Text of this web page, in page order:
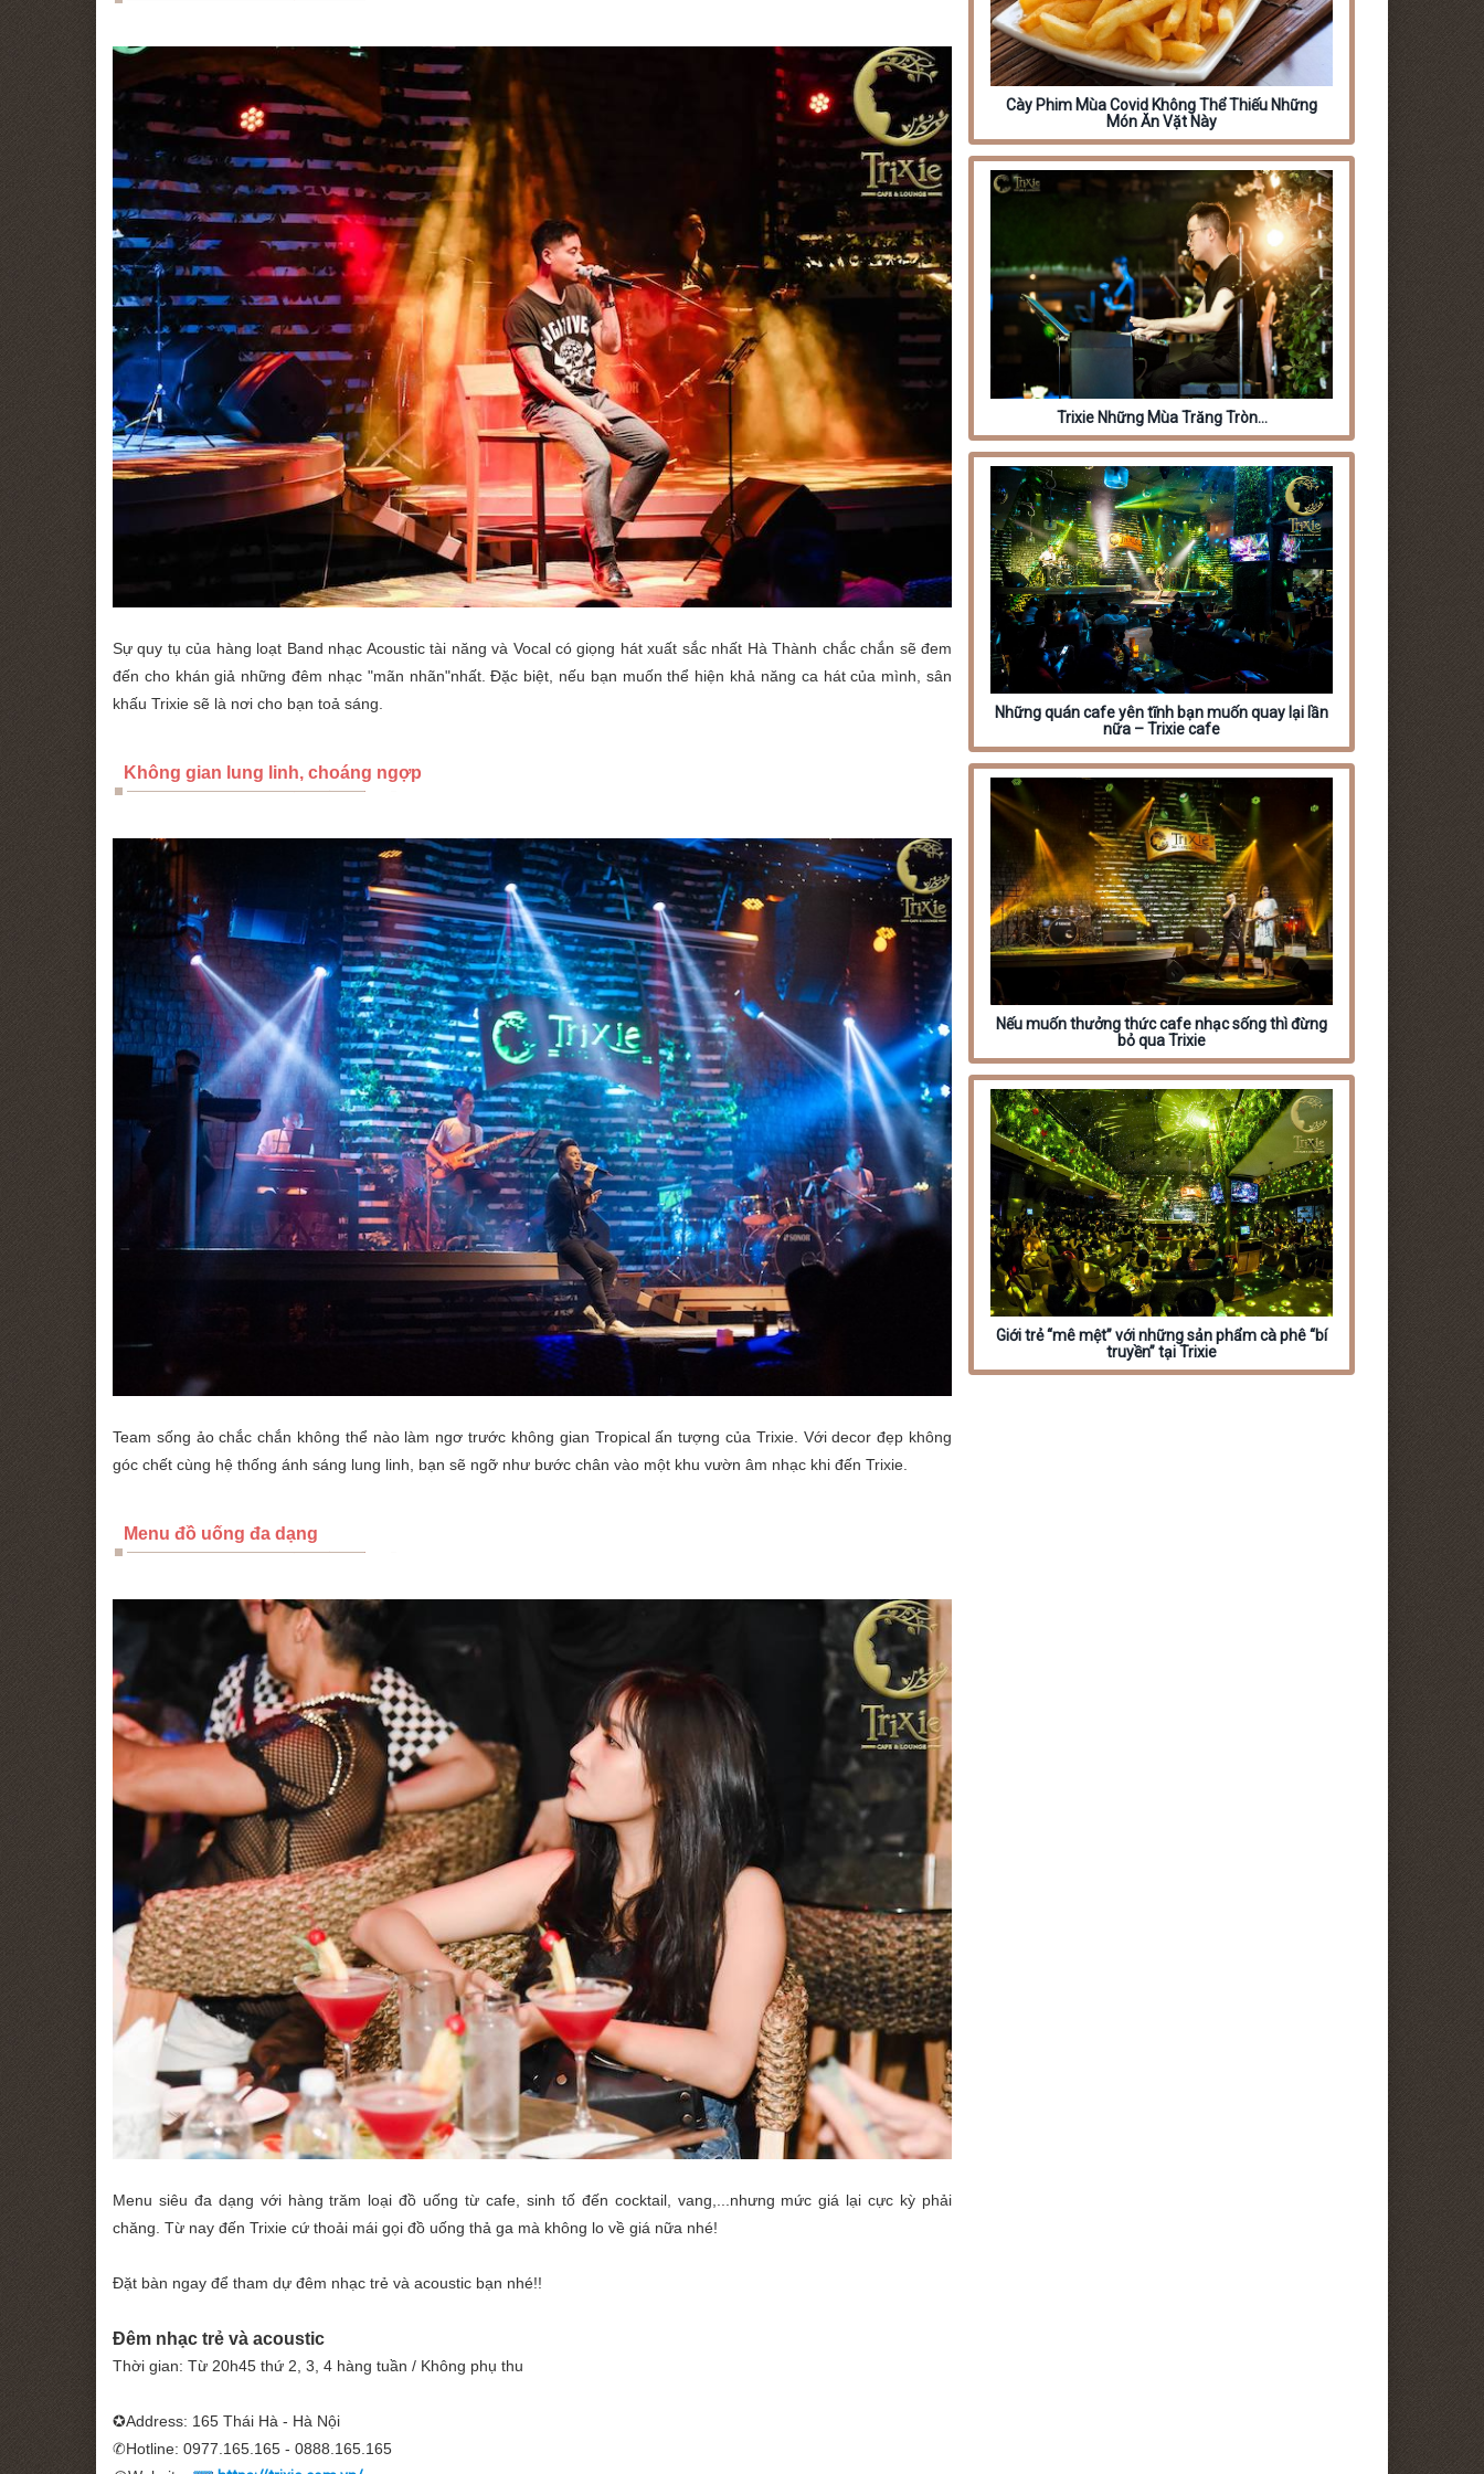
Sự quy tụ của hàng loạt Band nhạc Acoustic tài năng và Vocal có giọng hát xuất sắc nhất Hà Thành chắc chắn sẽ đem
đến cho khán giả những đêm nhạc "mãn nhãn"nhất. Đặc biệt, nếu bạn muốn thể hiện khả năng ca hát của mình, sân
khấu Trixie sẽ là nơi cho bạn toả sáng.
Không gian lung linh, choáng ngợp
Team sống ảo chắc chắn không thể nào làm ngơ trước không gian Tropical ấn tượng của Trixie. Với decor đẹp không
góc chết cùng hệ thống ánh sáng lung linh, bạn sẽ ngỡ như bước chân vào một khu vườn âm nhạc khi đến Trixie.
Menu đồ uống đa dạng
Menu siêu đa dạng với hàng trăm loại đồ uống từ cafe, sinh tố đến cocktail, vang,...nhưng mức giá lại cực kỳ phải
chăng. Từ nay đến Trixie cứ thoải mái gọi đồ uống thả ga mà không lo về giá nữa nhé!
Đặt bàn ngay để tham dự đêm nhạc trẻ và acoustic bạn nhé!!
Đêm nhạc trẻ và acoustic
Thời gian: Từ 20h45 thứ 2, 3, 4 hàng tuần / Không phụ thu
✪Address: 165 Thái Hà - Hà Nội
✆Hotline: 0977.165.165 - 0888.165.165
Cày Phim Mùa Covid Không Thể Thiếu Những
Món Ăn Vặt Này
Trixie Những Mùa Trăng Tròn…
Những quán cafe yên tĩnh bạn muốn quay lại lần
nữa – Trixie cafe
Nếu muốn thưởng thức cafe nhạc sống thì đừng
bỏ qua Trixie
Giới trẻ “mê mệt” với những sản phẩm cà phê “bí
truyền” tại Trixie